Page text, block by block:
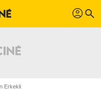
profil search
Erkekli